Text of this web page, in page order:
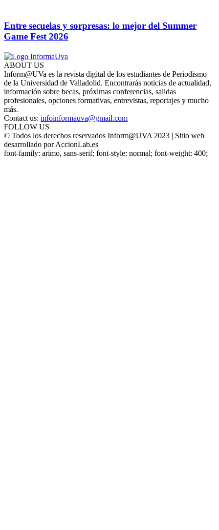
Entre secuelas y sorpresas: lo mejor del Summer
Game Fest 2026
ABOUT US
Inform@UVa es la revista digital de los estudiantes de Periodismo
de la Universidad de Valladolid. Encontrarás noticias de actualidad,
información sobre becas, próximas conferencias, salidas
profesionales, opciones formativas, entrevistas, reportajes y mucho
más.
Contact us: infoinformauva@gmail.com
FOLLOW US
© Todos los derechos reservados Inform@UVA 2023 | Sitio web
desarrollado por AccionLab.es
font-family: arimo, sans-serif; font-style: normal; font-weight: 400;